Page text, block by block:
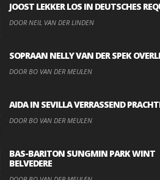
JOOST LEKKER LOS IN DEUTSCHES
DOOR NEIL VAN DER LINDEN
SOPRAAN NELLY VAN DER SPEK
DOOR BO VAN DER MEULEN
AIDA IN SEVILLA VERRASSEND
DOOR BO VAN DER MEULEN
BAS-BARITON SUNGMIN PARK WINT
BELVEDERE